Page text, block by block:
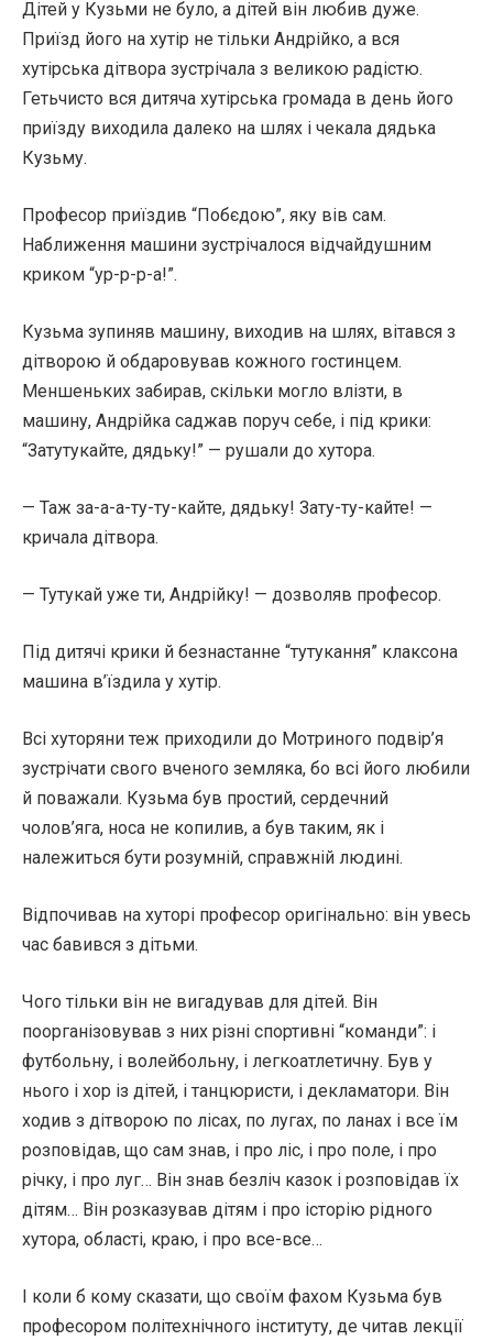
Дітей у Кузьми не було, а дітей він любив дуже.
Приїзд його на хутір не тільки Андрійко, а вся
хутірська дітвора зустрічала з великою радістю.
Гетьчисто вся дитяча хутірська громада в день його
приїзду виходила далеко на шлях і чекала дядька
Кузьму.
Професор приїздив “Побєдою”, яку вів сам.
Наближення машини зустрічалося відчайдушним
криком “ур-р-р-а!”.
Кузьма зупиняв машину, виходив на шлях, вітався з
дітворою й обдаровував кожного гостинцем.
Меншеньких забирав, скільки могло влізти, в
машину, Андрійка саджав поруч себе, і під крики:
“Затутукайте, дядьку!” — рушали до хутора.
— Таж за-а-а-ту-ту-кайте, дядьку! Зату-ту-кайте! —
кричала дітвора.
— Тутукай уже ти, Андрійку! — дозволяв професор.
Під дитячі крики й безнастанне “тутукання” клаксона
машина в’їздила у хутір.
Всі хуторяни теж приходили до Мотриного подвір’я
зустрічати свого вченого земляка, бо всі його любили
й поважали. Кузьма був простий, сердечний
чолов’яга, носа не копилив, а був таким, як і
належиться бути розумній, справжній людині.
Відпочивав на хуторі професор оригінально: він увесь
час бавився з дітьми.
Чого тільки він не вигадував для дітей. Він
поорганізовував з них різні спортивні “команди”: і
футбольну, і волейбольну, і легкоатлетичну. Був у
нього і хор із дітей, і танцюристи, і декламатори. Він
ходив з дітворою по лісах, по лугах, по ланах і все їм
розповідав, що сам знав, і про ліс, і про поле, і про
річку, і про луг… Він знав безліч казок і розповідав їх
дітям… Він розказував дітям і про історію рідного
хутора, області, краю, і про все-все…
І коли б кому сказати, що своїм фахом Кузьма був
професором політехнічного інституту, де читав лекції